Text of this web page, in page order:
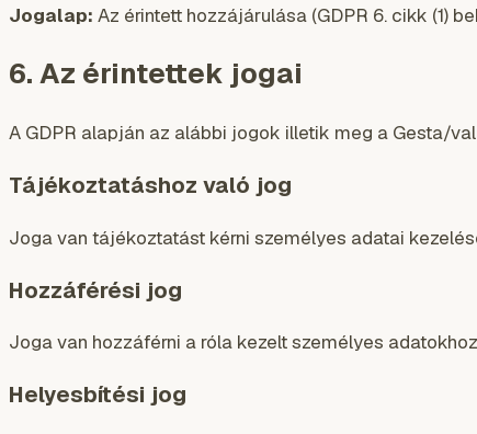
Jogalap: Az érintett hozzájárulása (GDPR 6. cikk (1)
6. Az érintettek jogai
A GDPR alapján az alábbi jogok illetik meg a Gesta/
Tájékoztatáshoz való jog
Joga van tájékoztatást kérni személyes adatai
Hozzáférési jog
Joga van hozzáférni a róla kezelt személyes
Helyesbítési jog